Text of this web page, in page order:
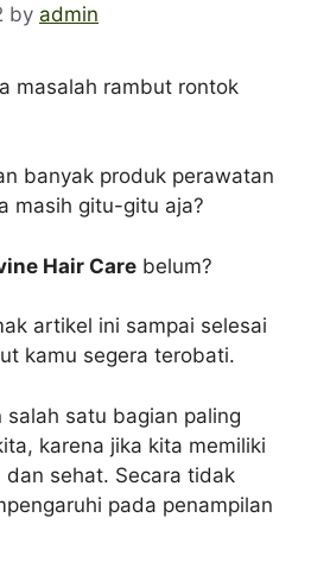
by admin
masalah rambut rontok
banyak produk perawatan
masih gitu-gitu aja?
Hair Care belum?
artikel ini sampai selesai
kamu segera terobati.
salah satu bagian paling
karena jika kita memiliki
sehat. Secara tidak
pada penampilan